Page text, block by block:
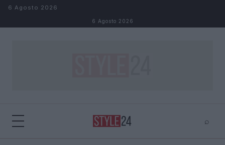
Salta al contenuto
6 Agosto 2026
6 Agosto 2026
⌕